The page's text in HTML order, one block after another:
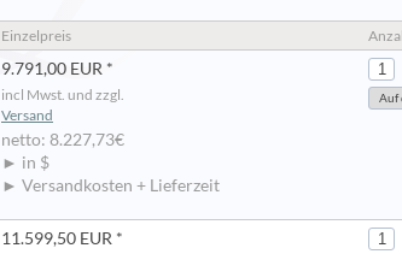
Einzelpreis
9.791,00 EUR *
incl Mwst. und zzgl.
Versand
netto: 8.227,73€
► in $
► Versandkosten + Lieferzeit
11.599,50 EUR *